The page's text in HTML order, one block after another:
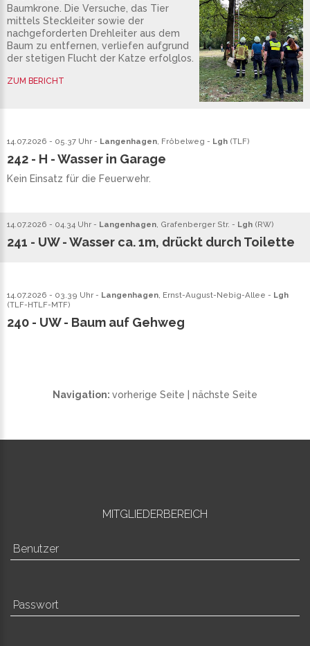
Baumkrone. Die Versuche, das Tier
mittels Steckleiter sowie der
nachgeforderten Drehleiter aus dem
Baum zu entfernen, verliefen aufgrund
der stetigen Flucht der Katze erfolglos.
ZUM BERICHT
14.07.2026 - 05.37 Uhr - Langenhagen, Fröbelweg - Lgh (TLF)
242 - H - Wasser in Garage
Kein Einsatz für die Feuerwehr.
14.07.2026 - 04.34 Uhr - Langenhagen, Grafenberger Str. - Lgh (RW)
241 - UW - Wasser ca. 1m, drückt durch Toilette
14.07.2026 - 03.39 Uhr - Langenhagen, Ernst-August-Nebig-Allee - Lgh
(TLF-HTLF-MTF)
240 - UW - Baum auf Gehweg
Navigation: vorherige Seite nächste Seite
MITGLIEDERBEREICH